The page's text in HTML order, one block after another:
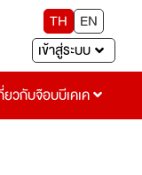
TH
EN
เข้าสู่ระบบ
ยวกับจ๊อบบีเคเค